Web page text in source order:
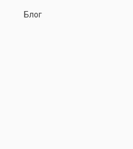
Блог